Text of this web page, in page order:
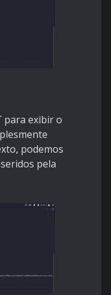
para exibir o
podemos
pela